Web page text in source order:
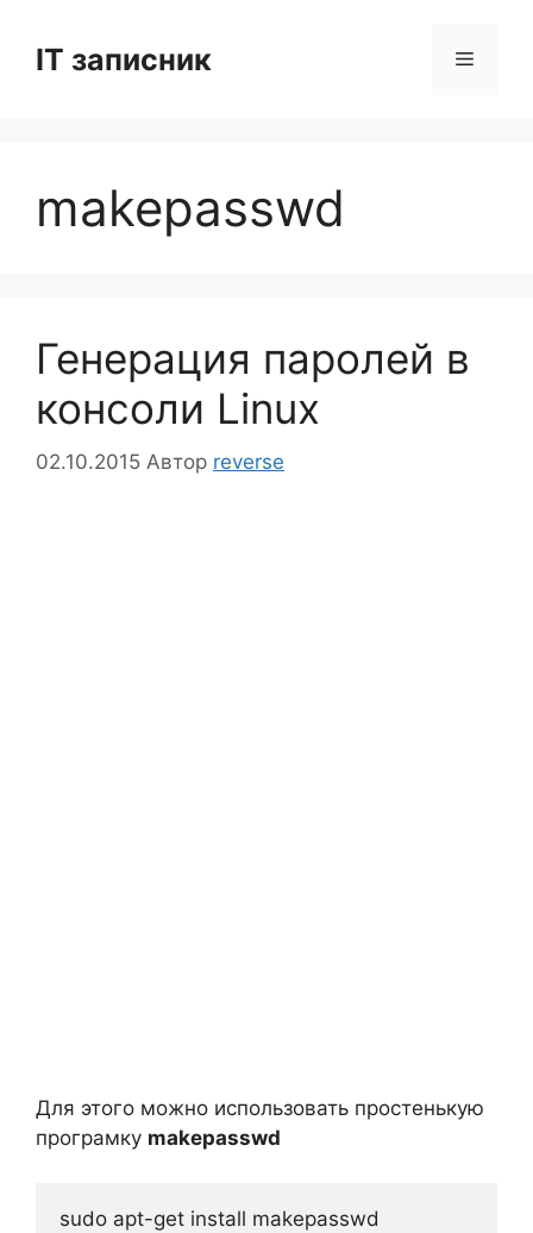
вмістуIT записник Меню
makepasswd
Генерация паролей в
консоли Linux
02.10.2015 Автор reverse
Для этого можно использовать простенькую
програмку makepasswd